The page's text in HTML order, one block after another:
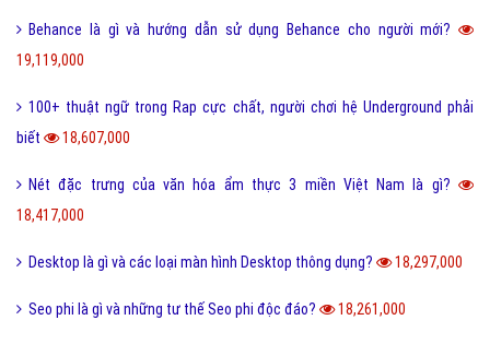
Behance là gì và hướng dẫn sử dụng Behance cho người mới?
19,119,000
100+ thuật ngữ trong Rap cực chất, người chơi hệ Underground phải
biết
18,607,000
Nét đặc trưng của văn hóa ẩm thực 3 miền Việt Nam là gì?
18,417,000
Desktop là gì và các loại màn hình Desktop thông dụng? 18,297,000
Seo phi là gì và những tư thế Seo phi độc đáo? 18,261,000